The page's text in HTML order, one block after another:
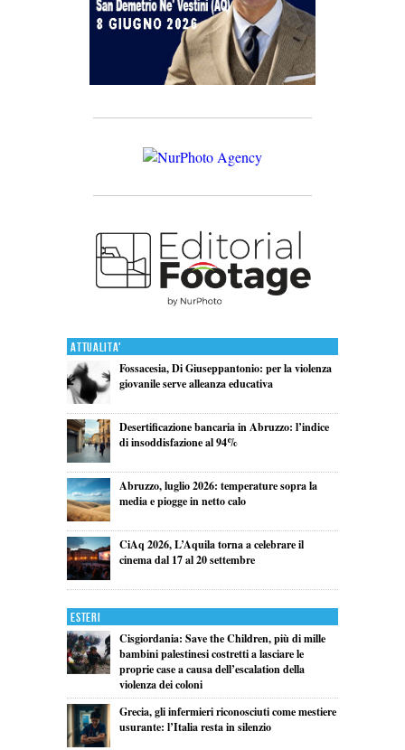
Attualita'
Fossacesia, Di Giuseppantonio: per la violenza
giovanile serve alleanza educativa
Desertificazione bancaria in Abruzzo: l’indice
di insoddisfazione al 94%
Abruzzo, luglio 2026: temperature sopra la
media e piogge in netto calo
CiAq 2026, L’Aquila torna a celebrare il
cinema dal 17 al 20 settembre
Esteri
Cisgiordania: Save the Children, più di mille
bambini palestinesi costretti a lasciare le
proprie case a causa dell’escalation della
violenza dei coloni
Grecia, gli infermieri riconosciuti come mestiere
usurante: l’Italia resta in silenzio